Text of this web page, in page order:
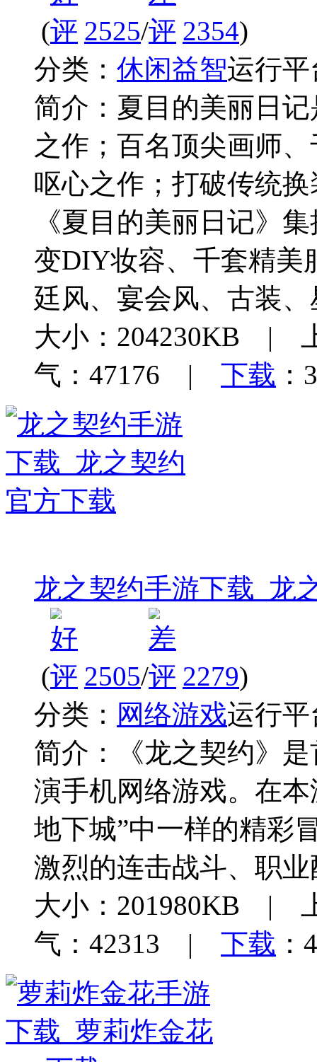
( 2525/ 2354)
分类： 休闲益智运行平
简介： 夏目的美丽日
之作；百名顶尖画师
呕心之作；打破传统
《夏目的美丽日记》
变DIY妆容、千套精美
廷风、宴会风、古装
大小：204230KB |
气：47176 | 下载 ：
龙之契约手游下载_龙
( 2505/ 2279)
分类： 网络游戏运行平
简介：
《龙之契约》
演手机网络游戏。在
地下城”中一样的精彩
激烈的连击战斗、职
大小：201980KB |
气：42313 | 下载 ：